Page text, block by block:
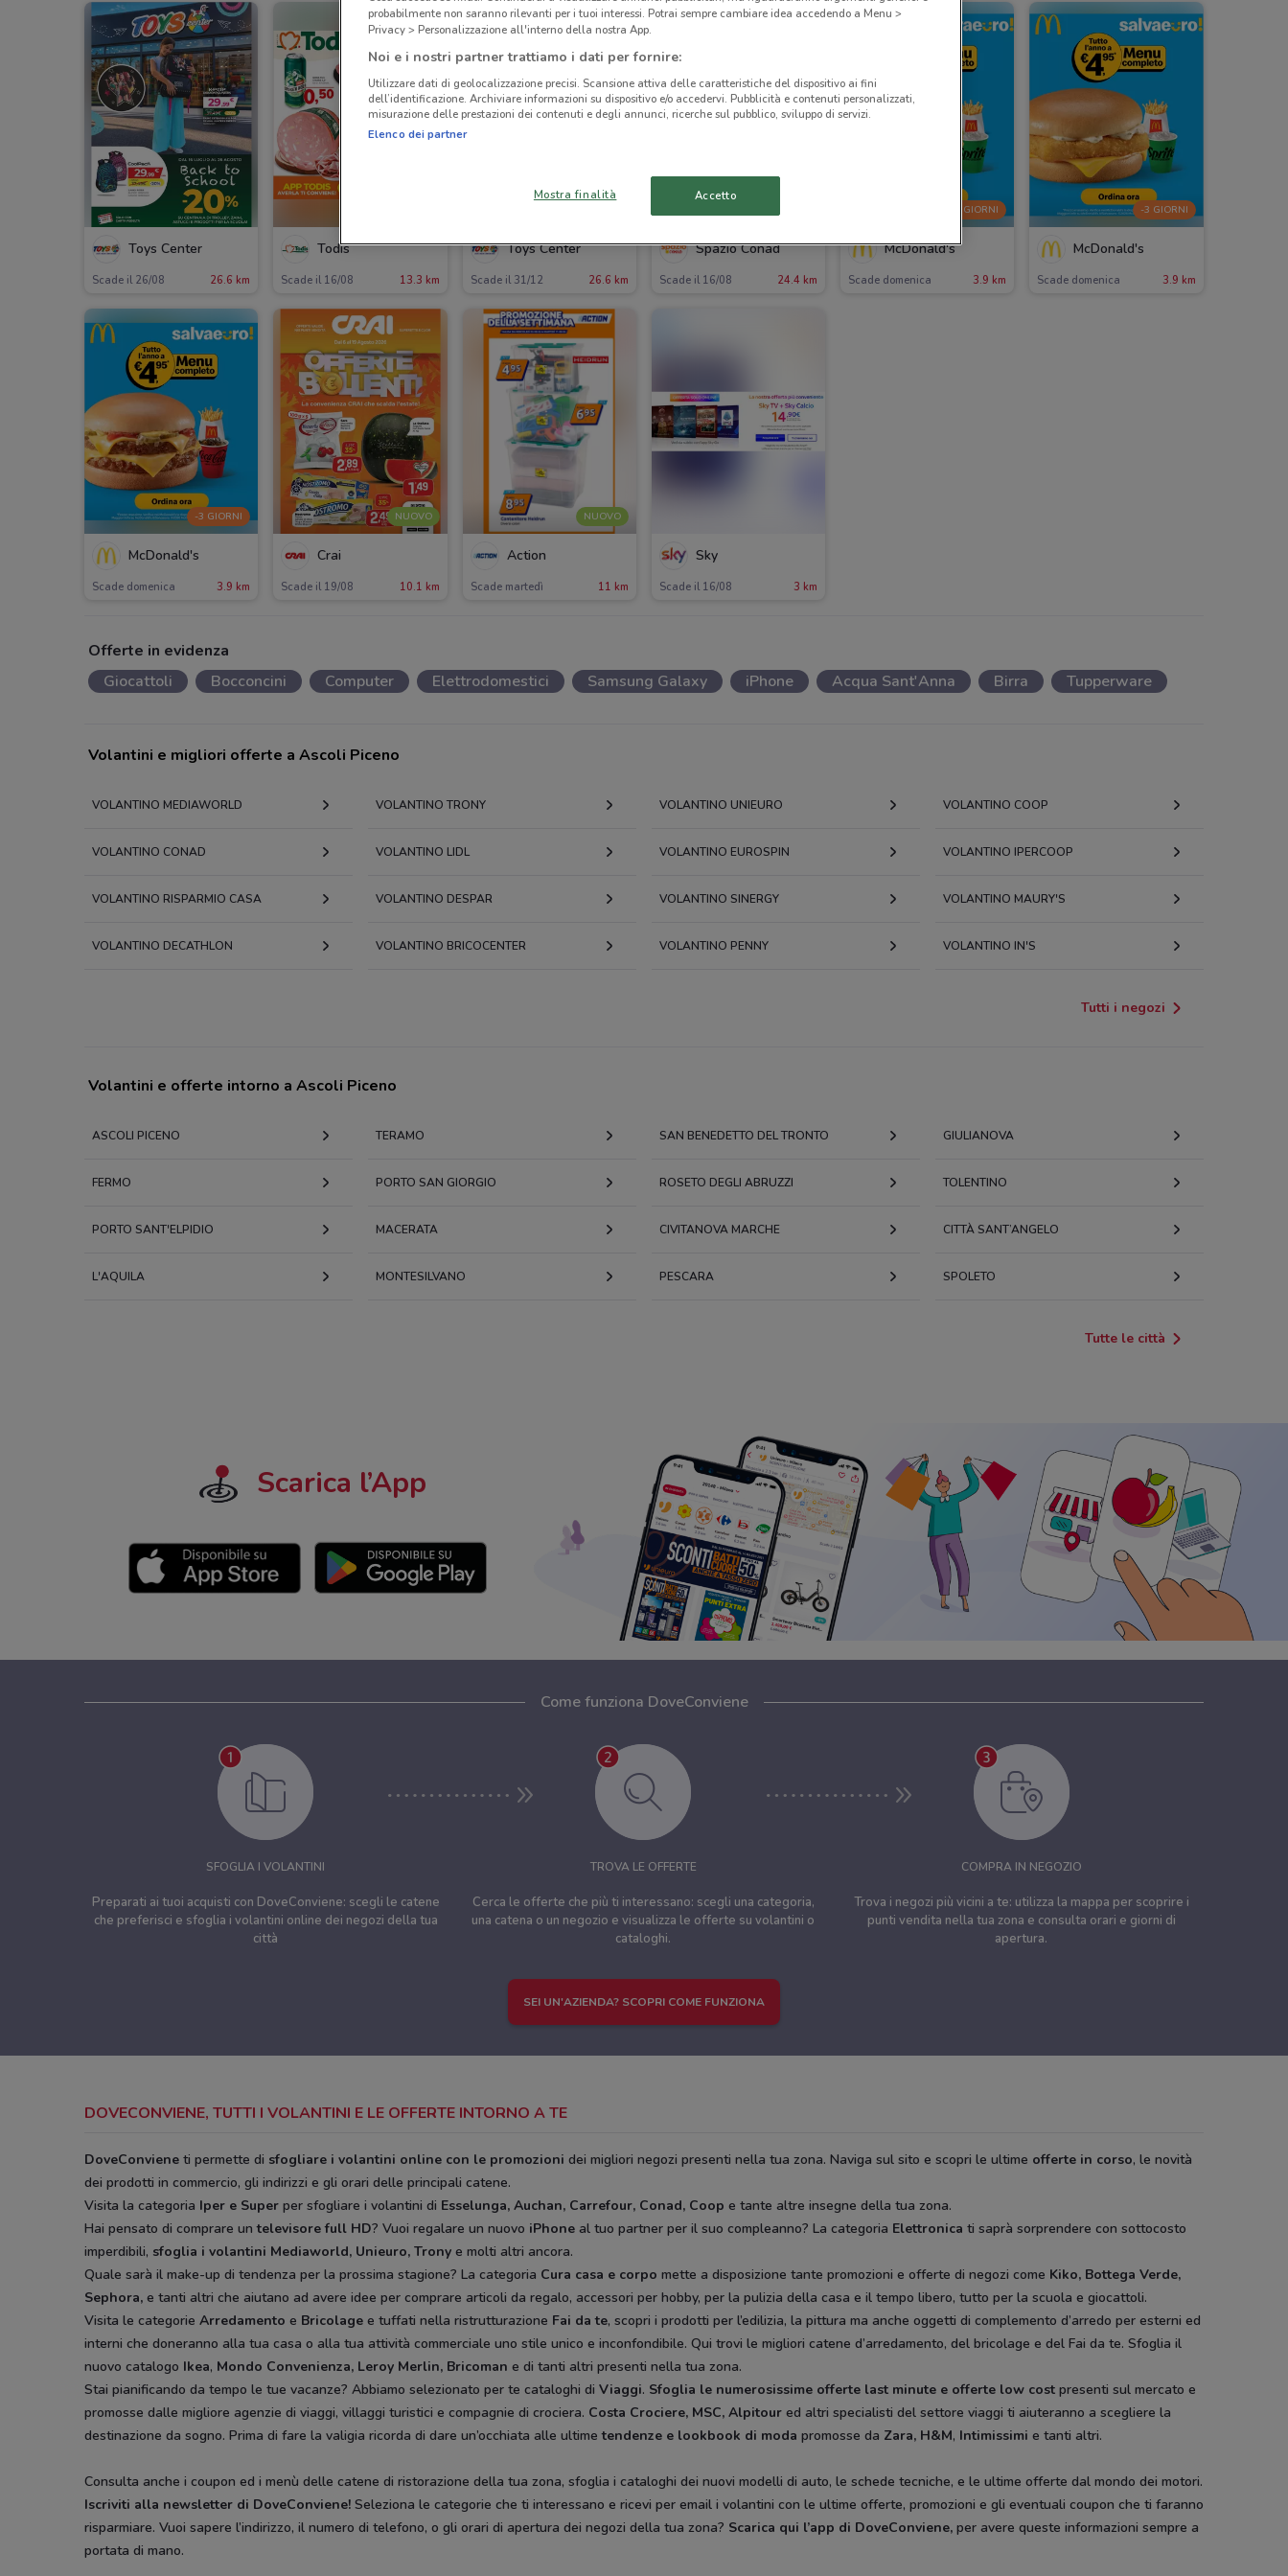
Toys Center
Scade il 26/08 26.6 km
Todis
Scade il 16/08 13.3 km
Toys Center
Scade il 31/12 26.6 km
Spazio Conad
Scade il 16/08 24.4 km
-3 GIORNI
McDonald's
Scade domenica 3.9 km
-3 GIORNI
McDonald's
Scade domenica 3.9 km
-3 GIORNI
McDonald's
Scade domenica 3.9 km
NUOVO
Crai
Scade il 19/08 10.1 km
NUOVO
Action
Scade martedì 11 km
Sky
Scade il 16/08 3 km
Offerte in evidenza
Giocattoli
Bocconcini Computer Elettrodomestici Samsung Galaxy iPhone Acqua Sant'Anna Birra Tupperware
Volantini e migliori offerte a Ascoli Piceno
VOLANTINO MEDIAWORLD VOLANTINO TRONY VOLANTINO UNIEURO VOLANTINO COOP
VOLANTINO CONAD VOLANTINO LIDL VOLANTINO EUROSPIN VOLANTINO IPERCOOP
VOLANTINO RISPARMIO CASA VOLANTINO DESPAR VOLANTINO SINERGY VOLANTINO MAURY'S
VOLANTINO DECATHLON VOLANTINO BRICOCENTER VOLANTINO PENNY VOLANTINO IN'S
Tutti i negozi
Volantini e offerte intorno a Ascoli Piceno
ASCOLI PICENO TERAMO SAN BENEDETTO DEL TRONTO GIULIANOVA
FERMO PORTO SAN GIORGIO ROSETO DEGLI ABRUZZI TOLENTINO
PORTO SANT'ELPIDIO MACERATA CIVITANOVA MARCHE CITTÀ SANT’ANGELO
L'AQUILA MONTESILVANO PESCARA SPOLETO
Tutte le città
Scarica l’App
Come funziona DoveConviene
SFOGLIA I VOLANTINI
Preparati ai tuoi acquisti con DoveConviene: scegli le catene
che preferisci e sfoglia i volantini online dei negozi della tua
città
TROVA LE OFFERTE
Cerca le offerte che più ti interessano: scegli una categoria,
una catena o un negozio e visualizza le offerte su volantini o
cataloghi.
COMPRA IN NEGOZIO
Trova i negozi più vicini a te: utilizza la mappa per scoprire i
punti vendita nella tua zona e consulta orari e giorni di
apertura.
SEI UN'AZIENDA? SCOPRI COME FUNZIONA
DOVECONVIENE, TUTTI I VOLANTINI E LE OFFERTE INTORNO A TE
DoveConviene ti permette di sfogliare i volantini online con le promozioni dei migliori negozi presenti nella tua zona. Naviga sul sito e scopri le ultime offerte in corso, le novità
dei prodotti in commercio, gli indirizzi e gli orari delle principali catene.
Visita la categoria Iper e Super per sfogliare i volantini di Esselunga, Auchan, Carrefour, Conad, Coop e tante altre insegne della tua zona.
Hai pensato di comprare untelevisore full HD? Vuoi regalare un nuovo iPhone al tuo partner per il suo compleanno? La categoria Elettronica ti saprà sorprendere con sottocosto
imperdibili, sfoglia i volantini Mediaworld, Unieuro, Trony e molti altri ancora.
Quale sarà il make-up di tendenza per la prossima stagione? La categoria Cura casa e corpo mette a disposizione tante promozioni e offerte di negozi come Kiko, Bottega Verde,
Sephora, e tanti altri che aiutano ad avere idee per comprare articoli da regalo, accessori per hobby, per la pulizia della casa e il tempo libero, tutto per la scuola e giocattoli.
Visita le categorie Arredamento e Bricolage e tuffati nella ristrutturazione Fai da te, scopri i prodotti per l’edilizia, la pittura ma anche oggetti di complemento d’arredo per esterni ed
interni che doneranno alla tua casa o alla tua attività commerciale uno stile unico e inconfondibile. Qui trovi le migliori catene d’arredamento, del bricolage e del Fai da te. Sfoglia il
nuovo catalogo Ikea, Mondo Convenienza, Leroy Merlin, Bricoman e di tanti altri presenti nella tua zona.
Stai pianificando da tempo le tue vacanze? Abbiamo selezionato per te cataloghi di Viaggi. Sfoglia le numerosissime offerte last minute e offerte low cost presenti sul mercato e
promosse dalle migliore agenzie di viaggi, villaggi turistici e compagnie di crociera. Costa Crociere, MSC, Alpitour ed altri specialisti del settore viaggi ti aiuteranno a scegliere la
destinazione da sogno. Prima di fare la valigia ricorda di dare un’occhiata alle ultimetendenze e lookbook di moda promosse da Zara, H&M, Intimissimi e tanti altri.
Consulta anche i coupon ed i menù delle catene di ristorazione della tua zona, sfoglia i cataloghi dei nuovi modelli di auto, le schede tecniche, e le ultime offerte dal mondo dei motori.
Iscriviti alla newsletter di DoveConviene! Seleziona le categorie che ti interessano e ricevi per email i volantini con le ultime offerte, promozioni e gli eventuali coupon che ti faranno
risparmiare. Vuoi sapere l’indirizzo, il numero di telefono, o gli orari di apertura dei negozi della tua zona? Scarica qui l’app di DoveConviene, per avere queste informazioni sempre a
portata di mano.
probabilmente non saranno rilevanti per i tuoi interessi. Potrai sempre cambiare idea accedendo a Menu >
Privacy > Personalizzazione all'interno della nostra App.
Noi e i nostri partner trattiamo i dati per fornire:
Utilizzare dati di geolocalizzazione precisi. Scansione attiva delle caratteristiche del dispositivo ai fini
dell’identificazione. Archiviare informazioni su dispositivo e/o accedervi. Pubblicità e contenuti personalizzati,
misurazione delle prestazioni dei contenuti e degli annunci, ricerche sul pubblico, sviluppo di servizi.
Elenco dei partner
Mostra finalità Accetto